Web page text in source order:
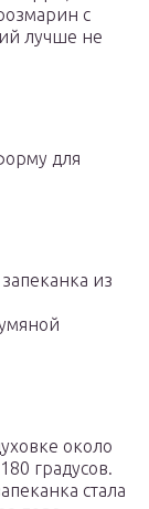
с
лучше не
для
из
около
градусов.
стала